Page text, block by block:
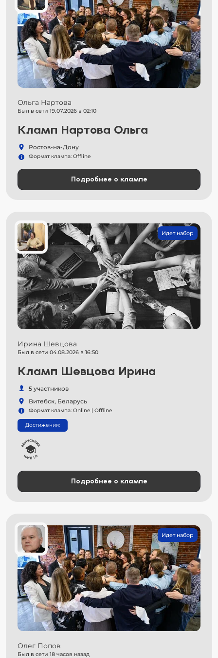
Ольга Нартова
Был в сети 19.07.2026 в 02:10
Кламп Нартова Ольга
Ростов-на-Дону
Формат клампа: Offline
Подробнее о клампе
Идет набор
Ирина Шевцова
Был в сети 04.08.2026 в 16:50
Кламп Шевцова Ирина
5 участников
Витебск, Беларусь
Формат клампа: Online | Offline
Достижения:
Подробнее о клампе
Идет набор
Олег Попов
Был в сети 18 часов назад